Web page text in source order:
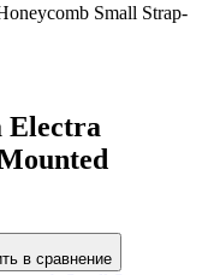
Small Strap-
Electra
в сравнение